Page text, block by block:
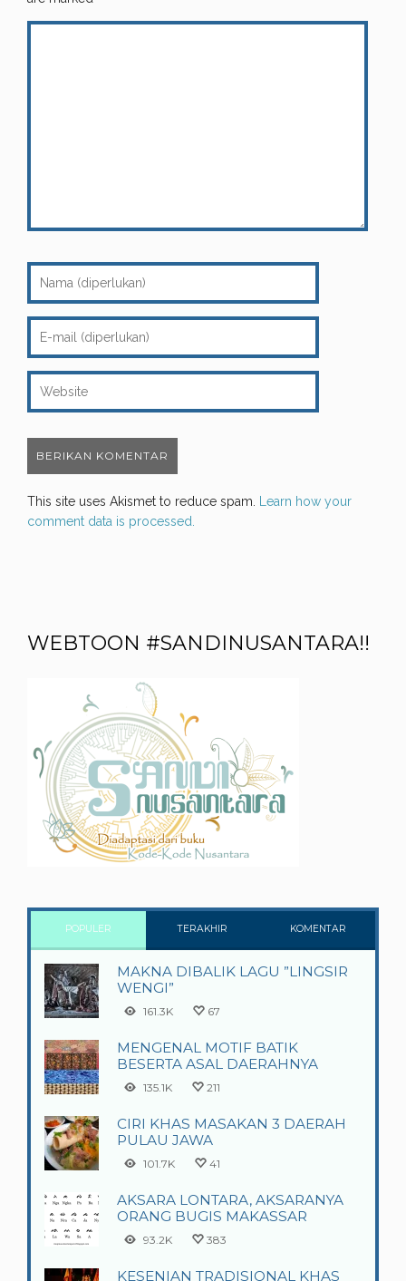
This site uses Akismet to reduce spam.
Learn how your
comment data is processed.
WEBTOON #SANDINUSANTARA!!
POPULER TERAKHIR KOMENTAR
MAKNA DIBALIK LAGU ”LINGSIR
WENGI”
161.3K 67
MENGENAL MOTIF BATIK
BESERTA ASAL DAERAHNYA
135.1K 211
CIRI KHAS MASAKAN 3 DAERAH
PULAU JAWA
101.7K 41
AKSARA LONTARA, AKSARANYA
ORANG BUGIS MAKASSAR
93.2K 383
KESENIAN TRADISIONAL KHAS